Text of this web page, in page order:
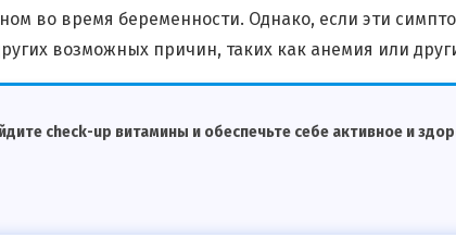
во время беременности. Однако, если эти
возможных причин, таких как анемия или
check-up витамины и обеспечьте себе активное и